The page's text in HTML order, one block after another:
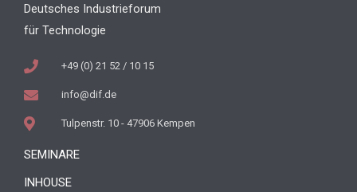
Deutsches Industrieforum
für Technologie
+49 (0) 21 52 / 10 15
info@dif.de
Tulpenstr. 10 - 47906 Kempen
SEMINARE
INHOUSE